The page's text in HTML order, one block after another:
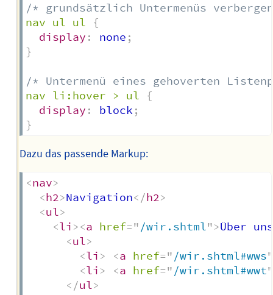
/* grundsätzlich Untermenüs
nav ul ul
{
display : none ;
}
/* Untermenü eines gehoverten
nav li:hover > ul
{
display : block ;
}
Dazu das passende Markup:
<nav>
<h2>Navigation</h2>
<ul>
<li ><a href=" /wir.shtml">Über uns
<ul>
<li > <a href=" /wir.shtml#wws"
<li > <a href=" /wir.shtml#wwt"
</ul>